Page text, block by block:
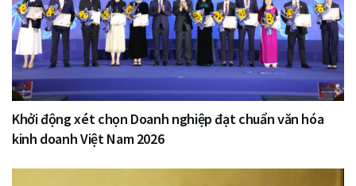
Khởi động xét chọn Doanh nghiệp đạt chuẩn văn hóa
kinh doanh Việt Nam 2026